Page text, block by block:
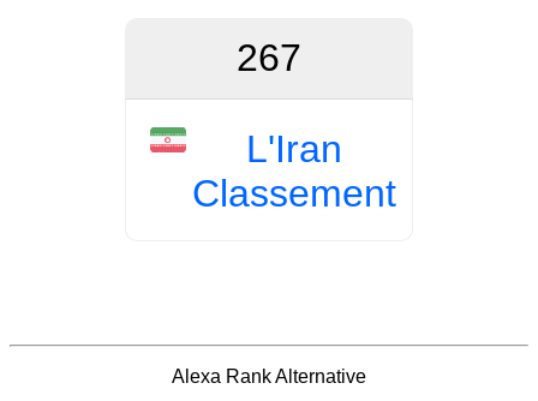
267
L'Iran
Classement
Alexa Rank Alternative